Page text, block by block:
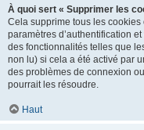
À quoi sert « Supprimer les
Cela supprime tous les
paramètres d’authentification
des fonctionnalités telles que
non lu) si cela a été activé par
des problèmes de connexion
pourrait les résoudre.
Haut